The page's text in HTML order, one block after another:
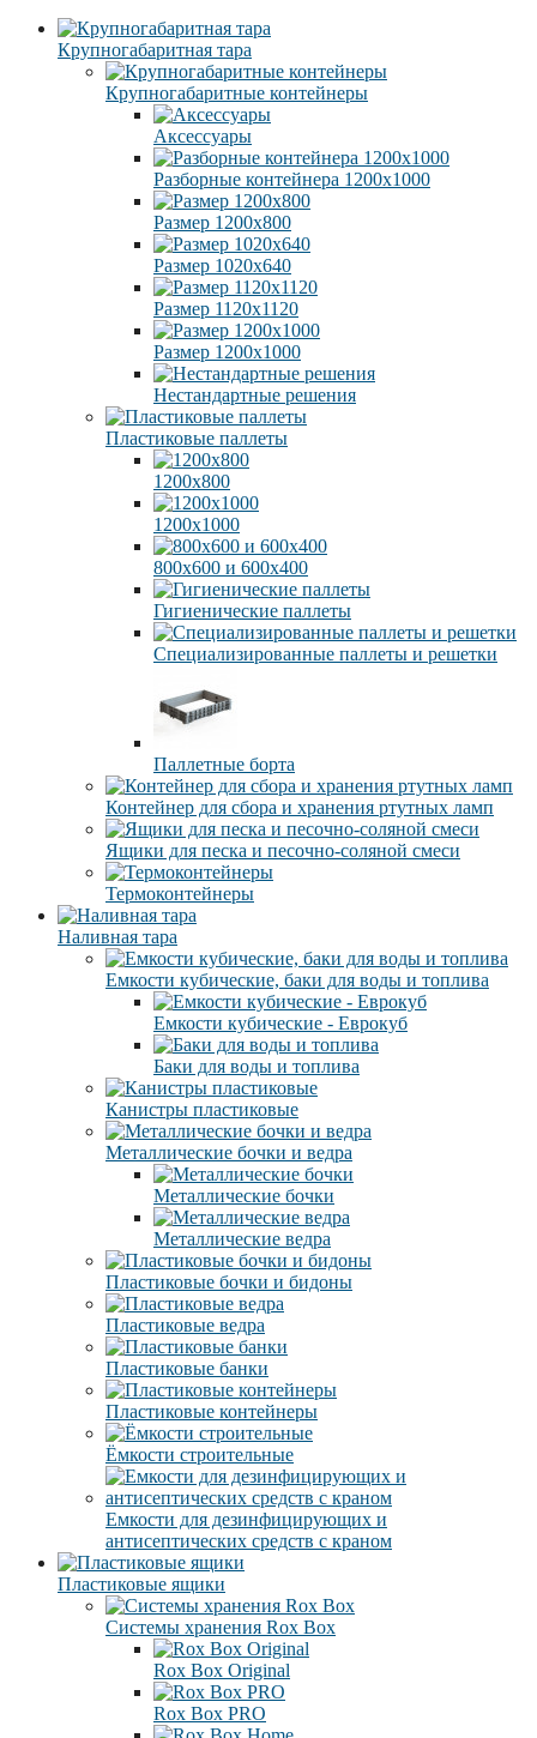
Крупногабаритная тара
Крупногабаритные контейнеры
Аксессуары
Разборные контейнера 1200х1000
Размер 1200х800
Размер 1020х640
Размер 1120х1120
Размер 1200х1000
Нестандартные решения
Пластиковые паллеты
1200х800
1200х1000
800х600 и 600х400
Гигиенические паллеты
Специализированные паллеты и решетки
Паллетные борта
Контейнер для сбора и хранения ртутных ламп
Ящики для песка и песочно-соляной смеси
Термоконтейнеры
Наливная тара
Емкости кубические, баки для воды и топлива
Емкости кубические - Еврокуб
Баки для воды и топлива
Канистры пластиковые
Металлические бочки и ведра
Металлические бочки
Металлические ведра
Пластиковые бочки и бидоны
Пластиковые ведра
Пластиковые банки
Пластиковые контейнеры
Ёмкости строительные
Емкости для дезинфицирующих и
антисептических средств с краном
Пластиковые ящики
Системы хранения Rox Box
Rox Box Original
Rox Box PRO